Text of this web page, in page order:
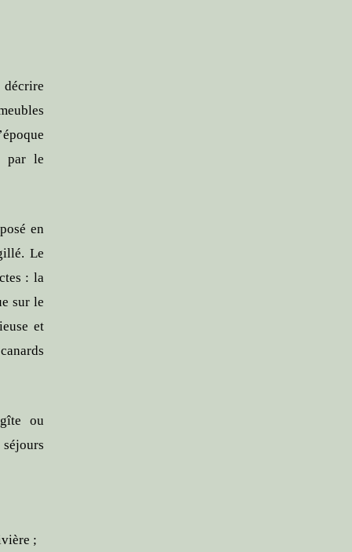
par le
en
Le
: la
sur le
et
ou
;